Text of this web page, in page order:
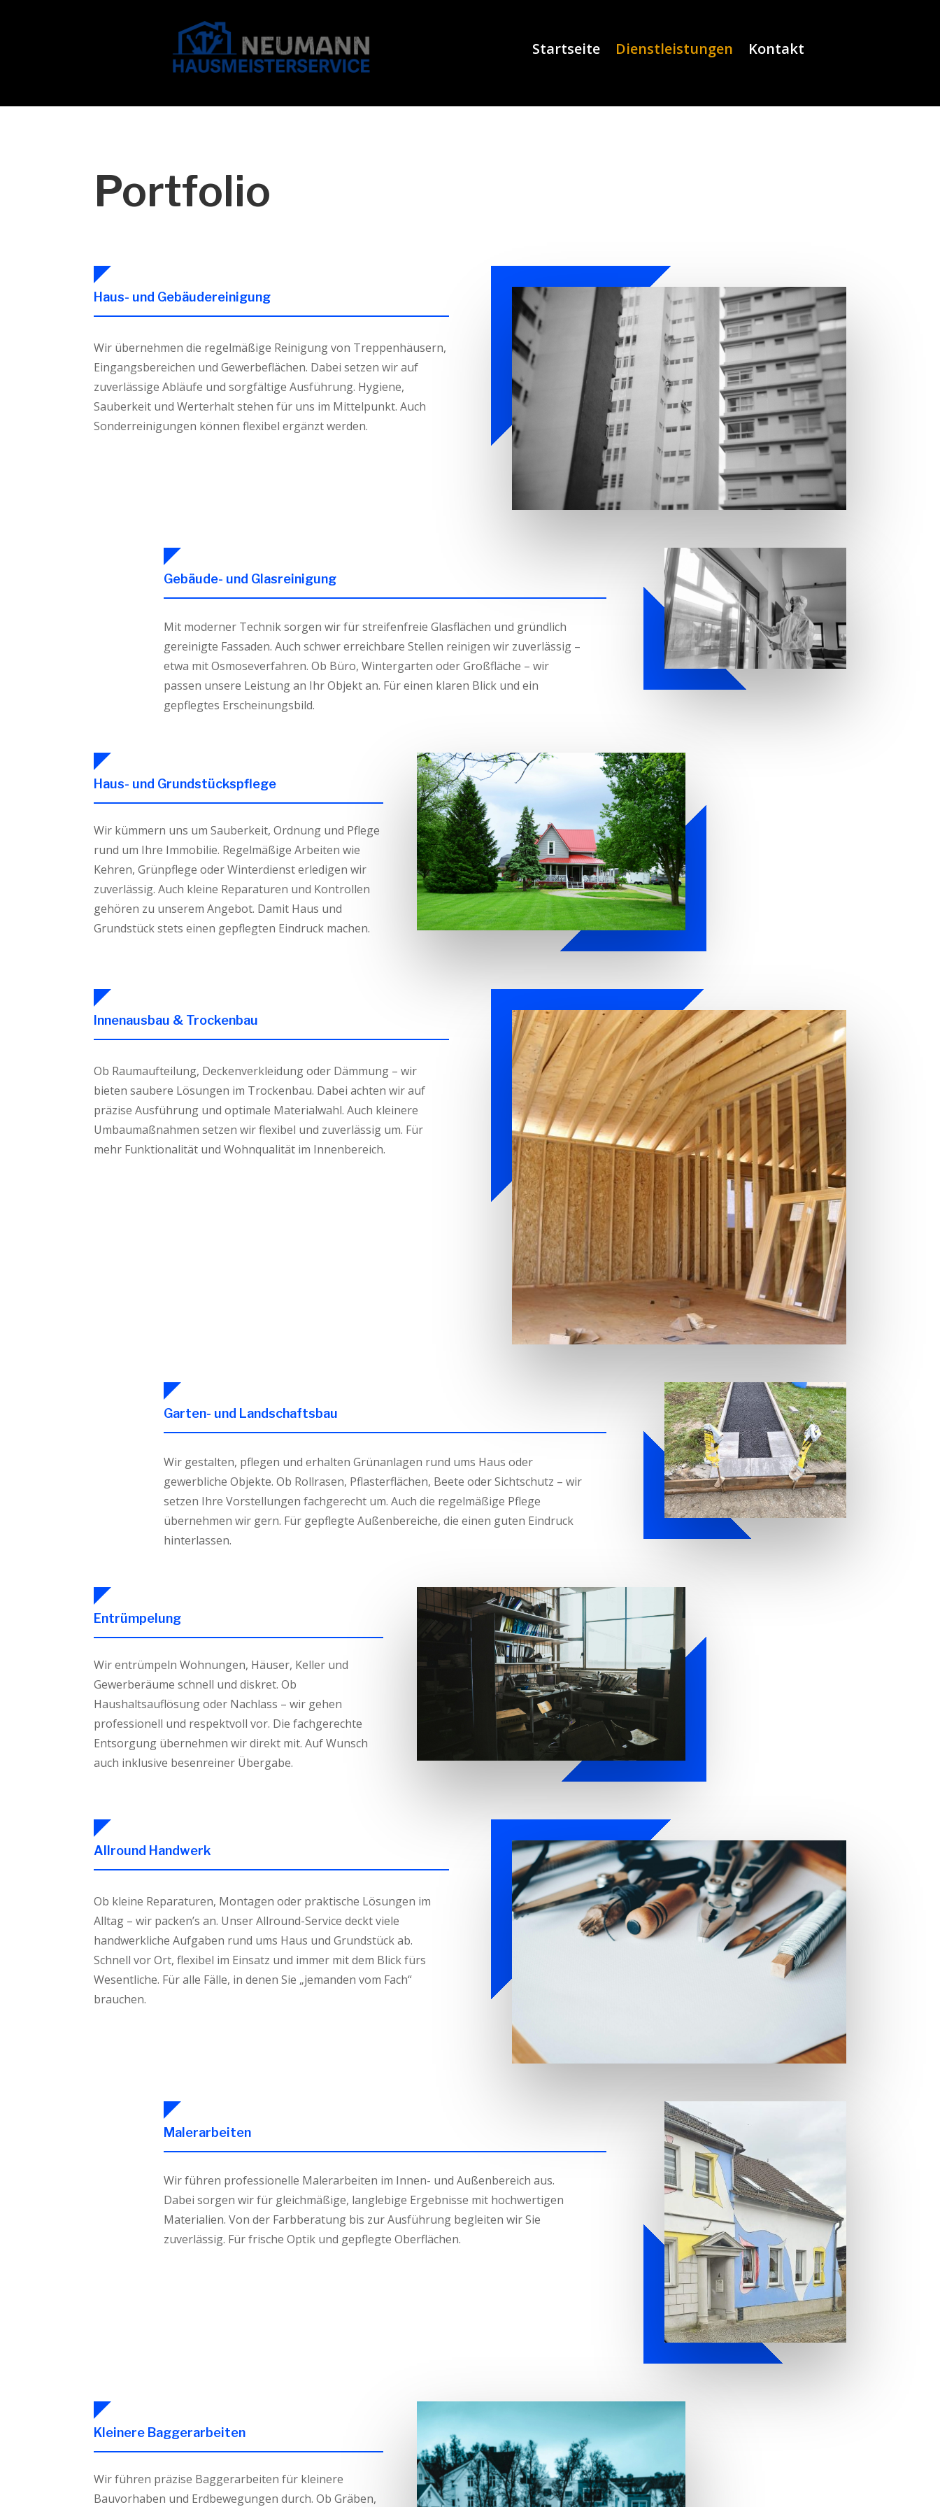
Startseite Dienstleistungen Kontakt
Portfolio
Haus- und Gebäudereinigung
Wir übernehmen die regelmäßige Reinigung von Treppenhäusern,
Eingangsbereichen und Gewerbeflächen. Dabei setzen wir auf
zuverlässige Abläufe und sorgfältige Ausführung. Hygiene,
Sauberkeit und Werterhalt stehen für uns im Mittelpunkt. Auch
Sonderreinigungen können flexibel ergänzt werden.
Gebäude- und Glasreinigung
Mit moderner Technik sorgen wir für streifenfreie Glasflächen und gründlich
gereinigte Fassaden. Auch schwer erreichbare Stellen reinigen wir zuverlässig –
etwa mit Osmoseverfahren. Ob Büro, Wintergarten oder Großfläche – wir
passen unsere Leistung an Ihr Objekt an. Für einen klaren Blick und ein
gepflegtes Erscheinungsbild.
Haus- und Grundstückspflege
Wir kümmern uns um Sauberkeit, Ordnung und Pflege
rund um Ihre Immobilie. Regelmäßige Arbeiten wie
Kehren, Grünpflege oder Winterdienst erledigen wir
zuverlässig. Auch kleine Reparaturen und Kontrollen
gehören zu unserem Angebot. Damit Haus und
Grundstück stets einen gepflegten Eindruck machen.
Innenausbau & Trockenbau
Ob Raumaufteilung, Deckenverkleidung oder Dämmung – wir
bieten saubere Lösungen im Trockenbau. Dabei achten wir auf
präzise Ausführung und optimale Materialwahl. Auch kleinere
Umbaumaßnahmen setzen wir flexibel und zuverlässig um. Für
mehr Funktionalität und Wohnqualität im Innenbereich.
Garten- und Landschaftsbau
Wir gestalten, pflegen und erhalten Grünanlagen rund ums Haus oder
gewerbliche Objekte. Ob Rollrasen, Pflasterflächen, Beete oder Sichtschutz – wir
setzen Ihre Vorstellungen fachgerecht um. Auch die regelmäßige Pflege
übernehmen wir gern. Für gepflegte Außenbereiche, die einen guten Eindruck
hinterlassen.
Entrümpelung
Wir entrümpeln Wohnungen, Häuser, Keller und
Gewerberäume schnell und diskret. Ob
Haushaltsauflösung oder Nachlass – wir gehen
professionell und respektvoll vor. Die fachgerechte
Entsorgung übernehmen wir direkt mit. Auf Wunsch
auch inklusive besenreiner Übergabe.
Allround Handwerk
Ob kleine Reparaturen, Montagen oder praktische Lösungen im
Alltag – wir packen’s an. Unser Allround-Service deckt viele
handwerkliche Aufgaben rund ums Haus und Grundstück ab.
Schnell vor Ort, flexibel im Einsatz und immer mit dem Blick fürs
Wesentliche. Für alle Fälle, in denen Sie „jemanden vom Fach“
brauchen.
Malerarbeiten
Wir führen professionelle Malerarbeiten im Innen- und Außenbereich aus.
Dabei sorgen wir für gleichmäßige, langlebige Ergebnisse mit hochwertigen
Materialien. Von der Farbberatung bis zur Ausführung begleiten wir Sie
zuverlässig. Für frische Optik und gepflegte Oberflächen.
Kleinere Baggerarbeiten
Wir führen präzise Baggerarbeiten für kleinere
Bauvorhaben und Erdbewegungen durch. Ob Gräben,